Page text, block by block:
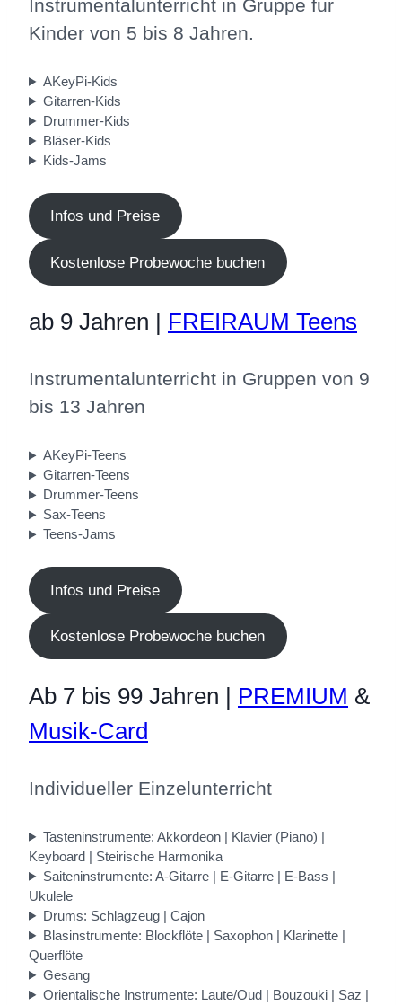
Instrumentalunterricht in Gruppe für
Kinder von 5 bis 8 Jahren.
AKeyPi-Kids
Gitarren-Kids
Drummer-Kids
Bläser-Kids
Kids-Jams
Infos und Preise
Kostenlose Probewoche buchen
ab 9 Jahren | FREIRAUM Teens
Instrumentalunterricht in Gruppen von 9
bis 13 Jahren
AKeyPi-Teens
Gitarren-Teens
Drummer-Teens
Sax-Teens
Teens-Jams
Infos und Preise
Kostenlose Probewoche buchen
Ab 7 bis 99 Jahren | PREMIUM &
Musik-Card
Individueller Einzelunterricht
Tasteninstrumente: Akkordeon | Klavier (Piano) |
Keyboard | Steirische Harmonika
Saiteninstrumente: A-Gitarre | E-Gitarre | E-Bass |
Ukulele
Drums: Schlagzeug | Cajon
Blasinstrumente: Blockflöte | Saxophon | Klarinette |
Querflöte
Gesang
Orientalische Instrumente: Laute/Oud | Bouzouki | Saz |